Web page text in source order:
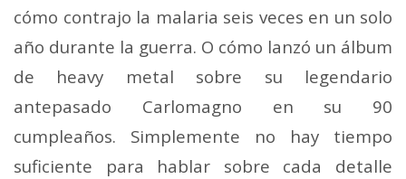
cómo contrajo la malaria seis veces en un solo
año durante la guerra. O cómo lanzó un álbum
de heavy metal sobre su legendario
antepasado Carlomagno en su 90
cumpleaños. Simplemente no hay tiempo
suficiente para hablar sobre cada detalle